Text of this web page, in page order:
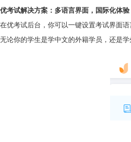
优考试解决方案：多语言界面，国际化体验
在优考试后台，你可以一键设置考试界面
无论你的学生是学中文的外籍学员，还是